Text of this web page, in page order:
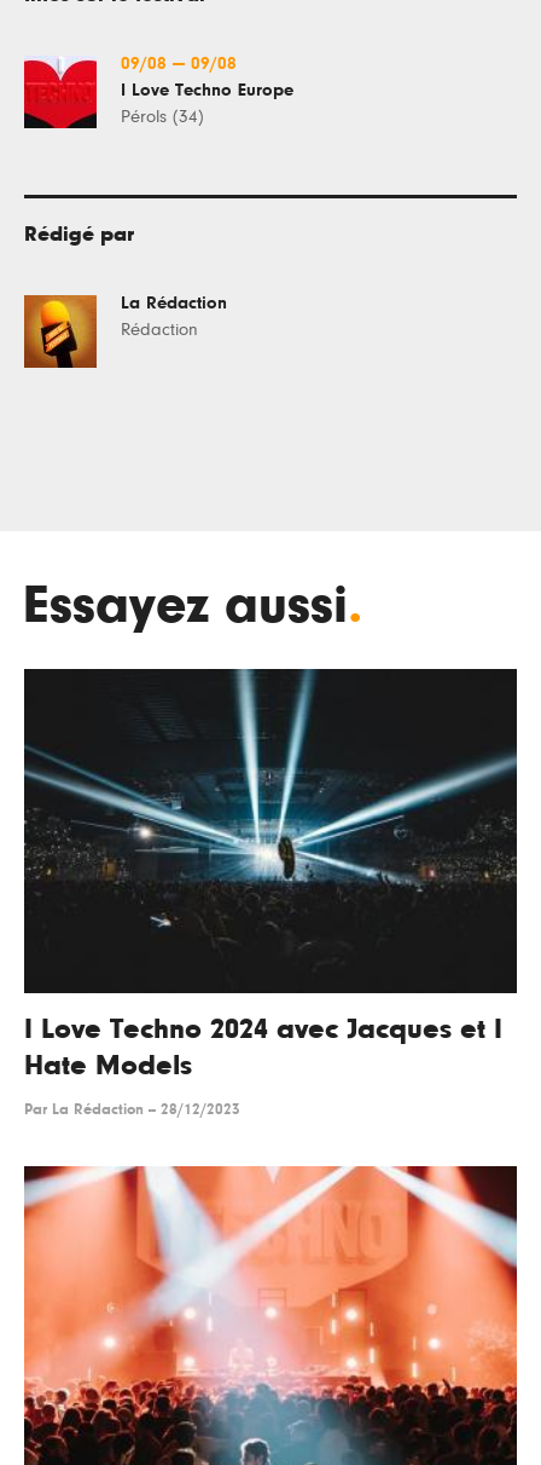
09/08 — 09/08
I Love Techno Europe
Pérols (34)
Rédigé par
La Rédaction
Rédaction
Essayez aussi.
I Love Techno 2024 avec Jacques et I
Hate Models
Par La Rédaction -- 28/12/2023